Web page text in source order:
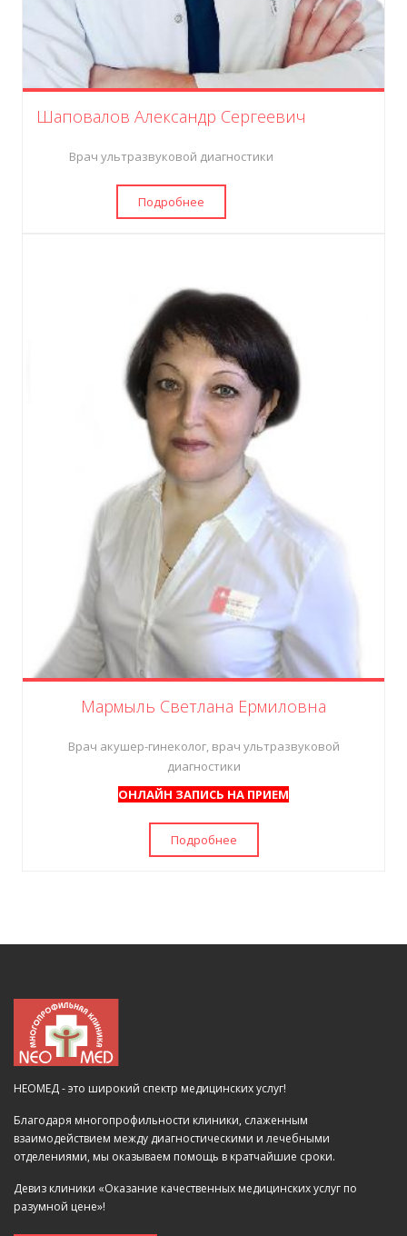
Шаповалов Александр Сергеевич
Врач ультразвуковой диагностики
Подробнее
Мармыль Светлана Ермиловна
Врач акушер-гинеколог, врач ультразвуковой
диагностики
ОНЛАЙН ЗАПИСЬ НА ПРИЕМ
Подробнее
НЕОМЕД - это широкий спектр медицинских услуг!
Благодаря многопрофильности клиники, слаженным
взаимодействием между диагностическими и лечебными
отделениями, мы оказываем помощь в кратчайшие сроки.
Девиз клиники «Оказание качественных медицинских услуг по
разумной цене»!